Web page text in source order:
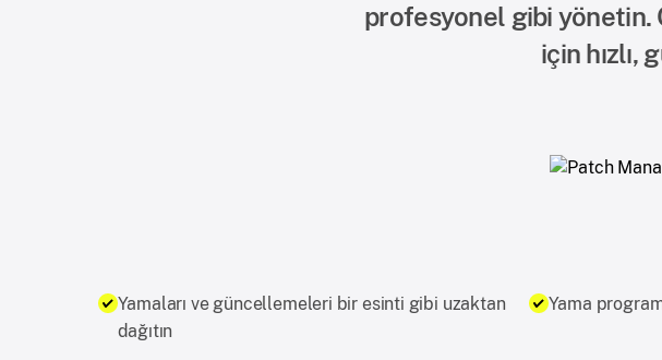
profesyonel gibi yönetin.
için hızlı,
Yamaları ve güncellemeleri bir esinti gibi uzaktan
dağıtın
Yama